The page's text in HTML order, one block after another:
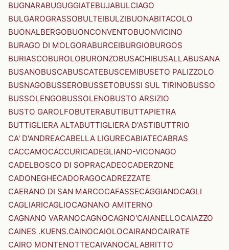
BUGNARABUGUGGIATEBUJABULCIAGO
BULGAROGRASSOBULTEIBULZIBUONABITACOLO
BUONALBERGOBUONCONVENTOBUONVICINO
BURAGO DI MOLGORABURCEIBURGIOBURGOS
BURIASCOBUROLOBURONZOBUSACHIBUSALLABUSANA
BUSANOBUSCABUSCATEBUSCEMIBUSETO PALIZZOLO
BUSNAGOBUSSEROBUSSETOBUSSI SUL TIRINOBUSSO
BUSSOLENGOBUSSOLENOBUSTO ARSIZIO
BUSTO GAROLFOBUTERABUTIBUTTAPIETRA
BUTTIGLIERA ALTABUTTIGLIERA D'ASTIBUTTRIO
CA' D'ANDREACABELLA LIGURECABIATECABRAS
CACCAMOCACCURICADEGLIANO-VICONAGO
CADELBOSCO DI SOPRACADEOCADERZONE
CADONEGHECADORAGOCADREZZATE
CAERANO DI SAN MARCOCAFASSECAGGIANOCAGLI
CAGLIARICAGLIOCAGNANO AMITERNO
CAGNANO VARANOCAGNOCAGNO'CAIANELLOCAIAZZO
CAINES .KUENS.CAINOCAIOLOCAIRANOCAIRATE
CAIRO MONTENOTTECAIVANOCALABRITTO